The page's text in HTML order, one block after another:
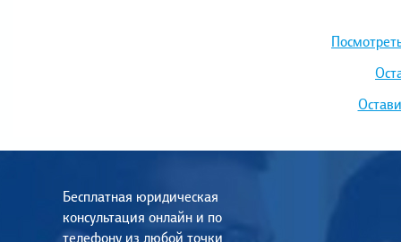
Бесплатная юридическая
консультация онлайн и по
телефону из любой точки